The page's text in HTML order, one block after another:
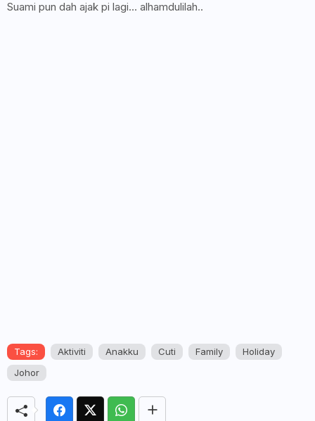
Suami pun dah ajak pi lagi... alhamdulilah..
Tags: Aktiviti Anakku Cuti Family
Holiday
Johor